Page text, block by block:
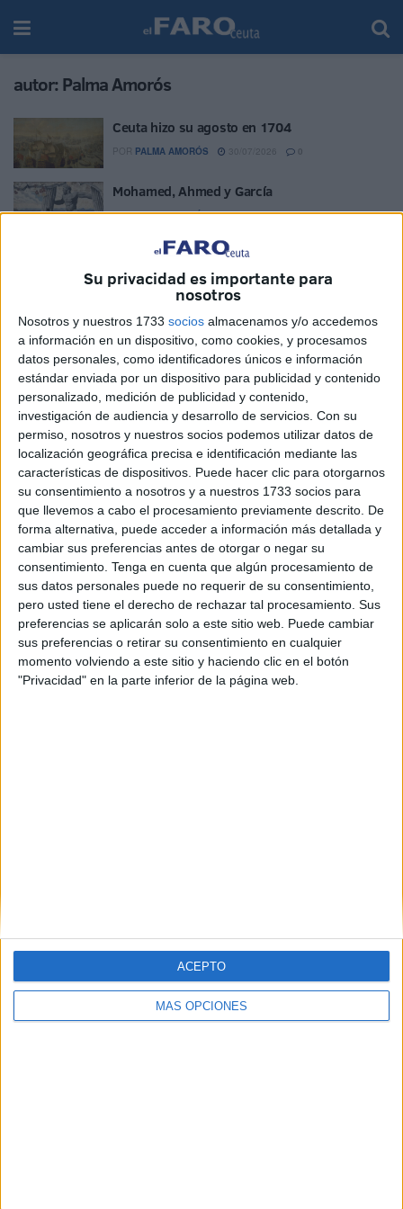
Su privacidad es importante para
nosotros
Nosotros y nuestros 1733 socios almacenamos y/o accedemos
a información en un dispositivo, como cookies, y procesamos
datos personales, como identificadores únicos e información
estándar enviada por un dispositivo para publicidad y contenido
personalizado, medición de publicidad y contenido,
investigación de audiencia y desarrollo de servicios. Con su
permiso, nosotros y nuestros socios podemos utilizar datos de
localización geográfica precisa e identificación mediante las
características de dispositivos. Puede hacer clic para otorgarnos
su consentimiento a nosotros y a nuestros 1733 socios para
que llevemos a cabo el procesamiento previamente descrito. De
forma alternativa, puede acceder a información más detallada y
cambiar sus preferencias antes de otorgar o negar su
consentimiento. Tenga en cuenta que algún procesamiento de
sus datos personales puede no requerir de su consentimiento,
pero usted tiene el derecho de rechazar tal procesamiento. Sus
preferencias se aplicarán solo a este sitio web. Puede cambiar
sus preferencias o retirar su consentimiento en cualquier
momento volviendo a este sitio y haciendo clic en el botón
"Privacidad" en la parte inferior de la página web.
MÁS OPCIONES
ACEPTO
autor:Palma Amorós
Ceuta hizo su agosto en 1704
PALMA AMORÓS 0
Mohamed, Ahmed y García
POR PALMA AMORÓS 14/07/2026 0
Gaudí en Tánger
POR PALMA AMORÓS 25/06/2026 0
Benzú o los hijos del Sus
POR PALMA AMORÓS 19/06/2026 1
¿La plaza está dada?
PALMA AMORÓS 12/06/2026
Cordero de Dios: del amor y otros demonios
POR PALMA AMORÓS 26/05/2026 5
Los laberintos de Ceuta: el Recinto Sur
POR PALMA AMORÓS 20/05/2026 2
Cuba no existe
POR PALMA AMORÓS 15/05/2026